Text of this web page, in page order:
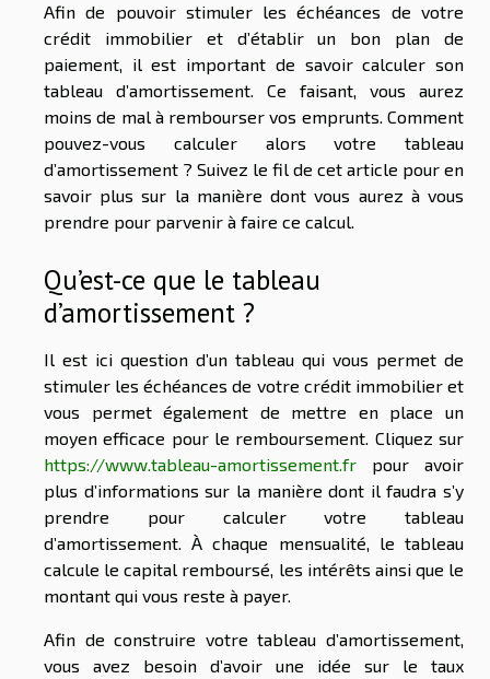
Afin de pouvoir stimuler les échéances de votre
crédit immobilier et d’établir un bon plan de
paiement, il est important de savoir calculer son
tableau d’amortissement. Ce faisant, vous aurez
moins de mal à rembourser vos emprunts. Comment
pouvez-vous calculer alors votre tableau
d’amortissement ? Suivez le fil de cet article pour en
savoir plus sur la manière dont vous aurez à vous
prendre pour parvenir à faire ce calcul.
Qu’est-ce que le tableau
d’amortissement ?
Il est ici question d’un tableau qui vous permet de
stimuler les échéances de votre crédit immobilier et
vous permet également de mettre en place un
moyen efficace pour le remboursement. Cliquez sur
https://www.tableau-amortissement.fr pour avoir
plus d’informations sur la manière dont il faudra s’y
prendre pour calculer votre tableau
d’amortissement. À chaque mensualité, le tableau
calcule le capital remboursé, les intérêts ainsi que le
montant qui vous reste à payer.
Afin de construire votre tableau d’amortissement,
vous avez besoin d’avoir une idée sur le taux